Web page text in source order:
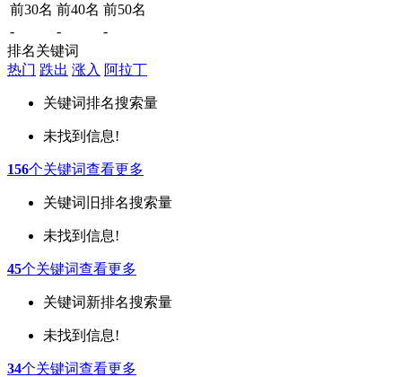
前30名 前40名 前50名
-
-
-
排名关键词
热门 跌出 涨入 阿拉丁
关键词排名搜索量
未找到信息!
156个关键词查看更多
关键词 旧排名搜索量
未找到信息!
45个关键词查看更多
关键词新排名搜索量
未找到信息!
34个关键词查看更多